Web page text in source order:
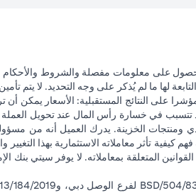
على معلومات مفصلة والشروط والأحكام
لها ما لم يُذكر على وجه التحديد. لا يتم
على النتائج المستقبلية: الأسعار يمكن
في خسارة رأس المال عند تحويل العملة
ومنتجات الخزينة. يدرك العميل أنه من
تأثر معاملاته الاستثمارية بهذا التغيير
المتعلقة بمعاملاته. لا يوفر سيتي بنك